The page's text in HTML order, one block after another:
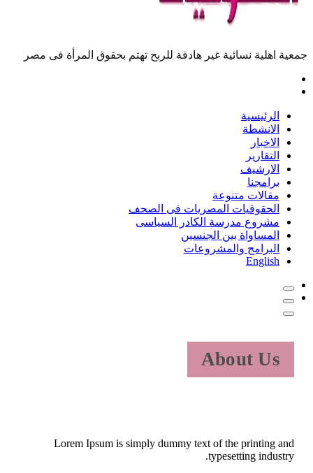
جمعية اهلية نسائية غير هادفة للربح تهتم بحقوق المرأة فى مصر
الرئيسية
الانشطة
الاخبار
التقارير
الارشيف
برامجنا
مقالات متنوعة
الحقوقيات المصريات فى الصحف
مشروع مدرسة الكادر السياسى
المساواة بين الجنسين
البرامج والمشروعات
English
About Us
Lorem Ipsum is simply dummy text of the printing and
typesetting industry.